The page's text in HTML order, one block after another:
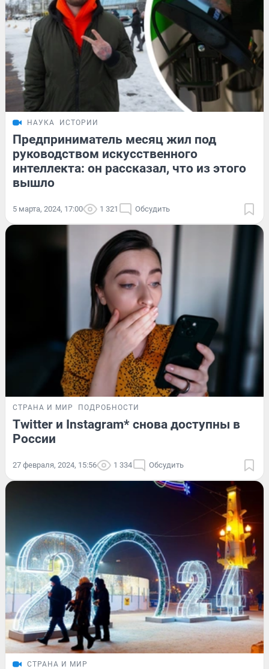
НАУКА ИСТОРИИ
Предприниматель месяц жил под
руководством искусственного
интеллекта: он рассказал, что из этого
вышло
5 марта, 2024, 17:00 1 321 Обсудить
СТРАНА И МИР ПОДРОБНОСТИ
Twitter и Instagram* снова доступны в
России
27 февраля, 2024, 15:56 1 334 Обсудить
СТРАНА И МИР